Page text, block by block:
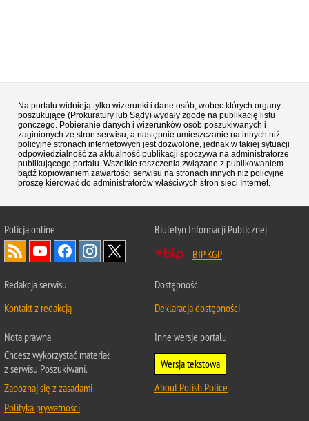
Na portalu widnieją tylko wizerunki i dane osób, wobec których organy
poszukujące (Prokuratury lub Sądy) wydały zgodę na publikację listu
gończego. Pobieranie danych i wizerunków osób poszukiwanych i
zaginionych ze stron serwisu, a następnie umieszczanie na innych niż
policyjne stronach internetowych jest dozwolone, jednak w takiej sytuacji
odpowiedzialność za aktualność publikacji spoczywa na administratorze
publikującego portalu. Wszelkie roszczenia związane z publikowaniem
bądź kopiowaniem zawartości serwisu na stronach innych niż policyjne
proszę kierować do administratorów właściwych stron sieci Internet.
Policjaonline
Biuletyn Informacji Publicznej
BIP KGP
Redakcja serwisu
Kontakt z redakcją
Dostępność
Deklaracja dostępności
Nota prawna
Chcesz wykorzystać materiał
z serwisu Poszukiwani.
Zapoznaj się z zasadami
Polityka prywatności
Inne wersje portalu
Wersja tekstowa
About Polish Police